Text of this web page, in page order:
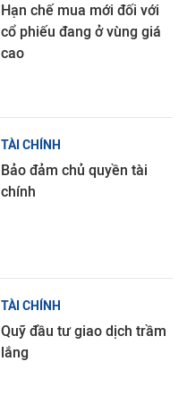
Hạn chế mua mới đối với
cổ phiếu đang ở vùng giá
cao
TÀI CHÍNH
Bảo đảm chủ quyền tài
chính
TÀI CHÍNH
Quỹ đầu tư giao dịch trầm
lắng